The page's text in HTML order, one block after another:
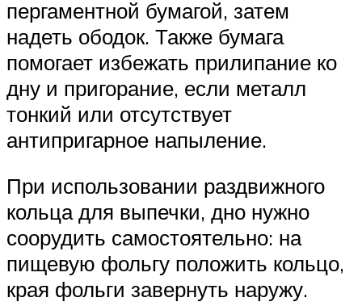
пергаментной бумагой, затем
надеть ободок. Также бумага
помогает избежать прилипание ко
дну и пригорание, если металл
тонкий или отсутствует
антипригарное напыление.
При использовании раздвижного
кольца для выпечки, дно нужно
соорудить самостоятельно: на
пищевую фольгу положить кольцо,
края фольги завернуть наружу.